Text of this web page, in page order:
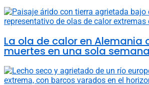
La ola de calor en Alemania
muertes en una sola semana